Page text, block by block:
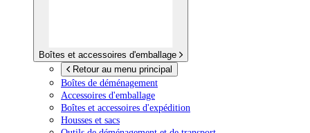
Boîtes et accessoires d'emballage
Retour au menu principal
Boîtes de déménagement
Accessoires d'emballage
Boîtes et accessoires d'expédition
Housses et sacs